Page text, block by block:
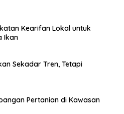
Kearifan Lokal untuk
Ikan
Sekadar Tren, Tetapi
Pertanian di Kawasan